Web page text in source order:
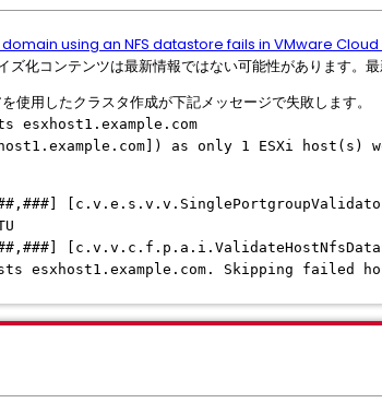
using an NFS datastore fails in VMware Cloud
化コンテンツは最新情報ではない可能性があります。
用したクラスタ作成が下記メッセージで失敗します。
as only 1 ESXi host(s)
Skipping failed